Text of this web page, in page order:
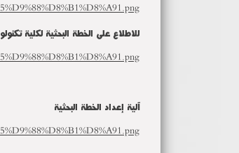
للاطلاع على الخطة البحثية لكلية تكنولوجيا العلوم الصحية
آلية إعداد الخطة البحثية